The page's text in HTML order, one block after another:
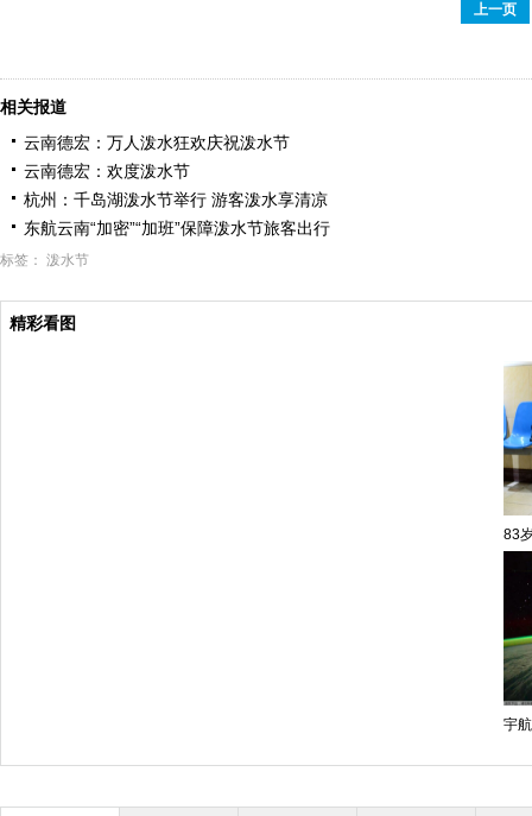
上一页
相关报道
云南德宏：万人泼水狂欢庆祝泼水节
云南德宏：欢度泼水节
杭州：千岛湖泼水节举行 游客泼水享清凉
东航云南“加密”“加班”保障泼水节旅客出行
标签： 泼水节
精彩看图
83
宇